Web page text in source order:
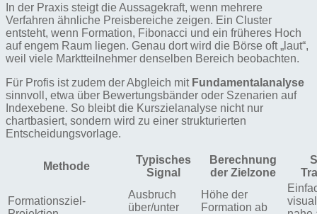
In der Praxis steigt die Aussagekraft, wenn mehrere
Verfahren ähnliche Preisbereiche zeigen. Ein Cluster
entsteht, wenn Formation, Fibonacci und ein früheres Hoch
auf engem Raum liegen. Genau dort wird die Börse oft „laut“,
weil viele Marktteilnehmer denselben Bereich beobachten.
Für Profis ist zudem der Abgleich mit Fundamentalanalyse
sinnvoll, etwa über Bewertungsbänder oder Szenarien auf
Indexebene. So bleibt die Kurszielanalyse nicht nur
chartbasiert, sondern wird zu einer strukturierten
Entscheidungsvorlage.
Methode
Typisches
Signal
Berechnung
der Zielzone
Formationsziel-
Ausbruch
über/unter
Höhe der
Formation ab